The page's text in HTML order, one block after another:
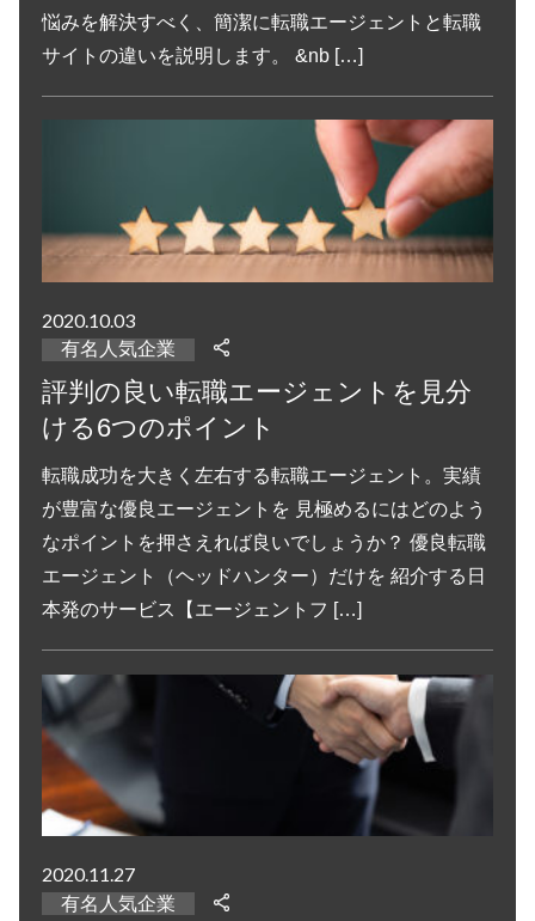
悩みを解決すべく、簡潔に転職エージェントと転職
サイトの違いを説明します。 &nb […]
2020.10.03
有名人気企業
評判の良い転職エージェントを見分
ける6つのポイント
転職成功を大きく左右する転職エージェント。実績
が豊富な優良エージェントを 見極めるにはどのよう
なポイントを押さえれば良いでしょうか？ 優良転職
エージェント（ヘッドハンター）だけを 紹介する日
本発のサービス【エージェントフ […]
2020.11.27
有名人気企業